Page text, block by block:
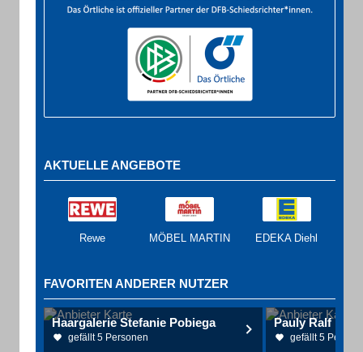
AKTUELLE ANGEBOTE
Rewe MÖBEL MARTIN EDEKA Diehl
FAVORITEN ANDERER NUTZER
Haargalerie Stefanie Pobiega
gefällt 5 Personen
Pauly Ralf
gefällt 5